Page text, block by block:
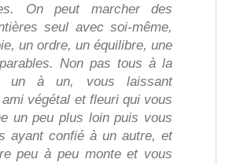
On peut marcher des
seul avec soi-même,
un ordre, un équilibre, une
Non pas tous à la
un à un, vous laissant
végétal et fleuri qui vous
un peu plus loin puis vous
ayant confié à un autre, et
peu à peu monte et vous